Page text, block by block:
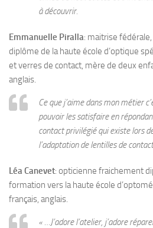
à découvrir.
Emmanuelle Piralla: maitrise
diplôme de la haute école d’optique
et verres de contact, mère de deux
anglais.
Ce que j’aime dans mon métier
pouvoir les satisfaire en
contact privilégié qui existe lors
l’adaptation de lentilles de
Léa Canevet: opticienne fraichement
formation vers la haute école
français, anglais.
« …J’adore l’atelier, j’adore